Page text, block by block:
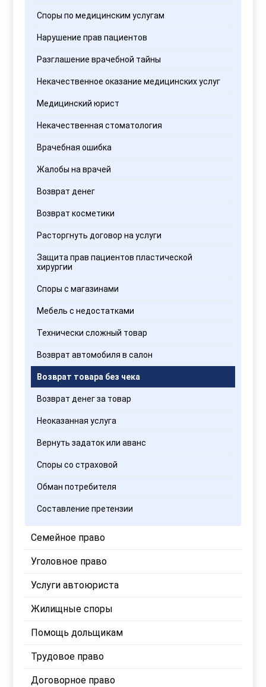
Споры по медицинским услугам
Нарушение прав пациентов
Разглашение врачебной тайны
Некачественное оказание медицинских услуг
Медицинский юрист
Некачественная стоматология
Врачебная ошибка
Жалобы на врачей
Возврат денег
Возврат косметики
Расторгнуть договор на услуги
Защита прав пациентов пластической
хирургии
Споры с магазинами
Мебель с недостатками
Технически сложный товар
Возврат автомобиля в салон
Возврат товара без чека
Возврат денег за товар
Неоказанная услуга
Вернуть задаток или аванс
Споры со страховой
Обман потребителя
Составление претензии
Семейное право
Уголовное право
Услуги автоюриста
Жилищные споры
Помощь дольщикам
Трудовое право
Договорное право